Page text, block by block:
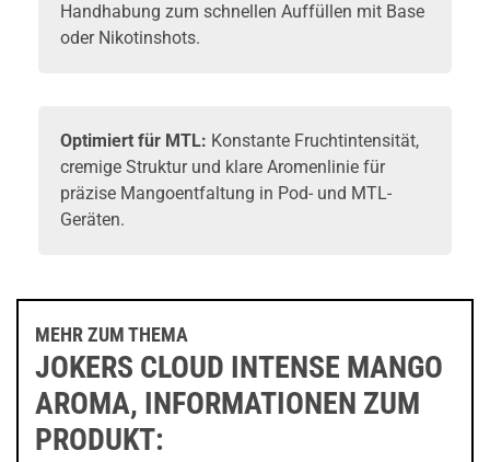
Handhabung zum schnellen Auffüllen mit Base
oder Nikotinshots.
Optimiert für MTL: Konstante Fruchtintensität,
cremige Struktur und klare Aromenlinie für
präzise Mangoentfaltung in Pod- und MTL-
Geräten.
MEHR ZUM THEMA
JOKERS CLOUD INTENSE MANGO
AROMA, INFORMATIONEN ZUM
PRODUKT: